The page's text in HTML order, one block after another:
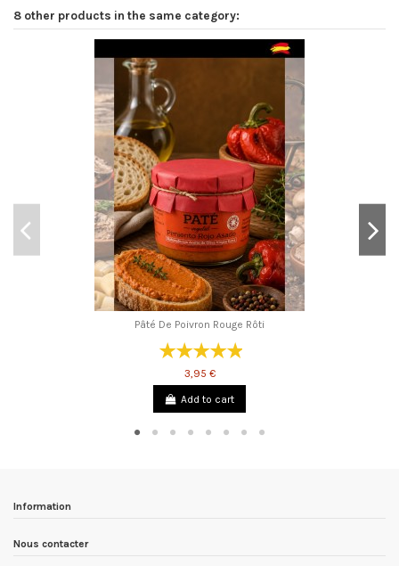
8 other products in the same category:
Pâté De Poivron Rouge Rôti
3,95 €
Add to cart
Information
Nous contacter